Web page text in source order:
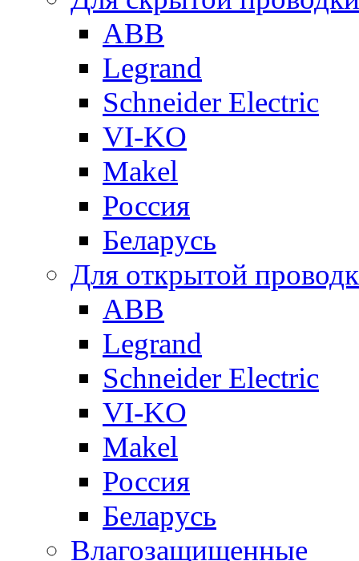
ABB
Legrand
Schneider Electric
VI-KO
Makel
Россия
Беларусь
Для открытой
ABB
Legrand
Schneider Electric
VI-KO
Makel
Россия
Беларусь
Влагозащищенные